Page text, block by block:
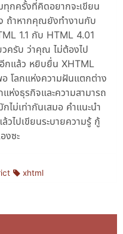
กครั้งที่คิดอยากจะเขียน
ถ้าหากคุณยังทำงานกับ
1.1 กับ HTML 4.01
ครับ ว่าคุณ ไม่ต้องไป
อีกแล้ว หยิบยื่น XHTML
อ โลกแห่งความฝันแตกต่าง
ห่งธุรกิจและความสามารถ
ม่เท่ากันเสมอ คำแนะนำ
วไปเขียนระบายความรู้ กู้
งซะ
xhtml